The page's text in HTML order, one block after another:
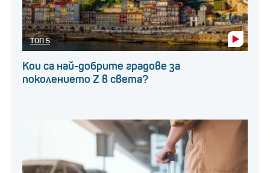
ТОП 5
Кои са най-добрите градове за
поколението Z в света?